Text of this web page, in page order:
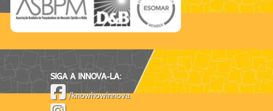
SIGA A INNOVA-LA:
/knowhowinnova